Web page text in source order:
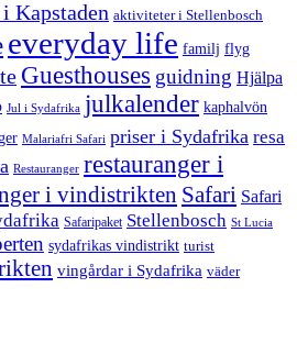
Kapstaden aktiviteter i Stellenbosch
everyday life familj flyg
Guesthouses guidning Hjälpa
Jul i Sydafrika julkalender kaphalvön
Malariafri Safari priser i Sydafrika resa
Restauranger restauranger i
i vindistrikten Safari Safari
Safaripaket Stellenbosch St Lucia
sydafrikas vindistrikt turist
vingårdar i Sydafrika väder